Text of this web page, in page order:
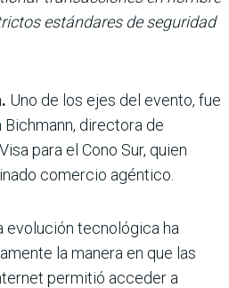
estándares de seguridad
Uno de los ejes del evento, fue
directora de
para el Cono Sur, quien
comercio agéntico.
evolución tecnológica ha
la manera en que las
permitió acceder a